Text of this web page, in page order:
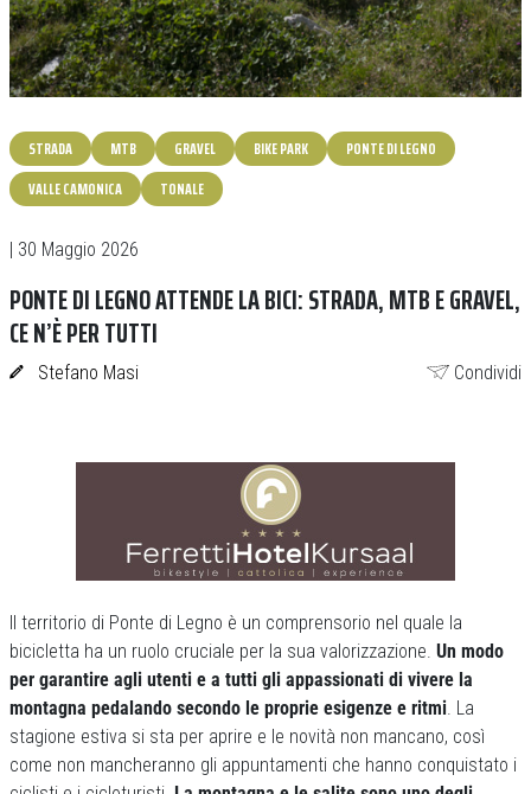
STRADA MTB GRAVEL BIKE PARK
PONTE DI LEGNO
VALLE CAMONICA
TONALE
| 30 Maggio 2026
PONTE DI LEGNO ATTENDE LA BICI: STRADA, MTB E GRAVEL,
CE N’È PER TUTTI
Stefano Masi Condividi
Il territorio di Ponte di Legno è un comprensorio nel quale la
bicicletta ha un ruolo cruciale per la sua valorizzazione. Un modo
per garantire agli utenti e a tutti gli appassionati di vivere la
montagna pedalando secondo le proprie esigenze e ritmi. La
stagione estiva si sta per aprire e le novità non mancano, così
come non mancheranno gli appuntamenti che hanno conquistato i